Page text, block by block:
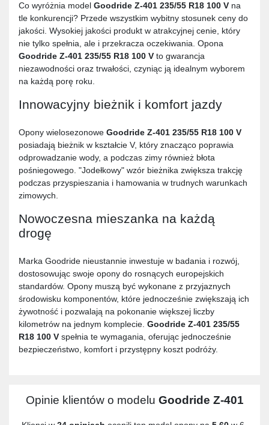
Co wyróżnia model Goodride Z-401 235/55 R18 100 V na
tle konkurencji? Przede wszystkim wybitny stosunek ceny do
jakości. Wysokiej jakości produkt w atrakcyjnej cenie, który
nie tylko spełnia, ale i przekracza oczekiwania. Opona
Goodride Z-401 235/55 R18 100 V to gwarancja
niezawodności oraz trwałości, czyniąc ją idealnym wyborem
na każdą porę roku.
Innowacyjny bieżnik i komfort jazdy
Opony wielosezonowe Goodride Z-401 235/55 R18 100 V
posiadają bieżnik w kształcie V, który znacząco poprawia
odprowadzanie wody, a podczas zimy również błota
pośniegowego. "Jodełkowy" wzór bieżnika zwiększa trakcję
podczas przyspieszania i hamowania w trudnych warunkach
zimowych.
Nowoczesna mieszanka na każdą
drogę
Marka Goodride nieustannie inwestuje w badania i rozwój,
dostosowując swoje opony do rosnących europejskich
standardów. Opony muszą być wykonane z przyjaznych
środowisku komponentów, które jednocześnie zwiększają ich
żywotność i pozwalają na pokonanie większej liczby
kilometrów na jednym komplecie. Goodride Z-401 235/55
R18 100 V spełnia te wymagania, oferując jednocześnie
bezpieczeństwo, komfort i przystępny koszt podróży.
Opinie klientów o modelu Goodride Z-401